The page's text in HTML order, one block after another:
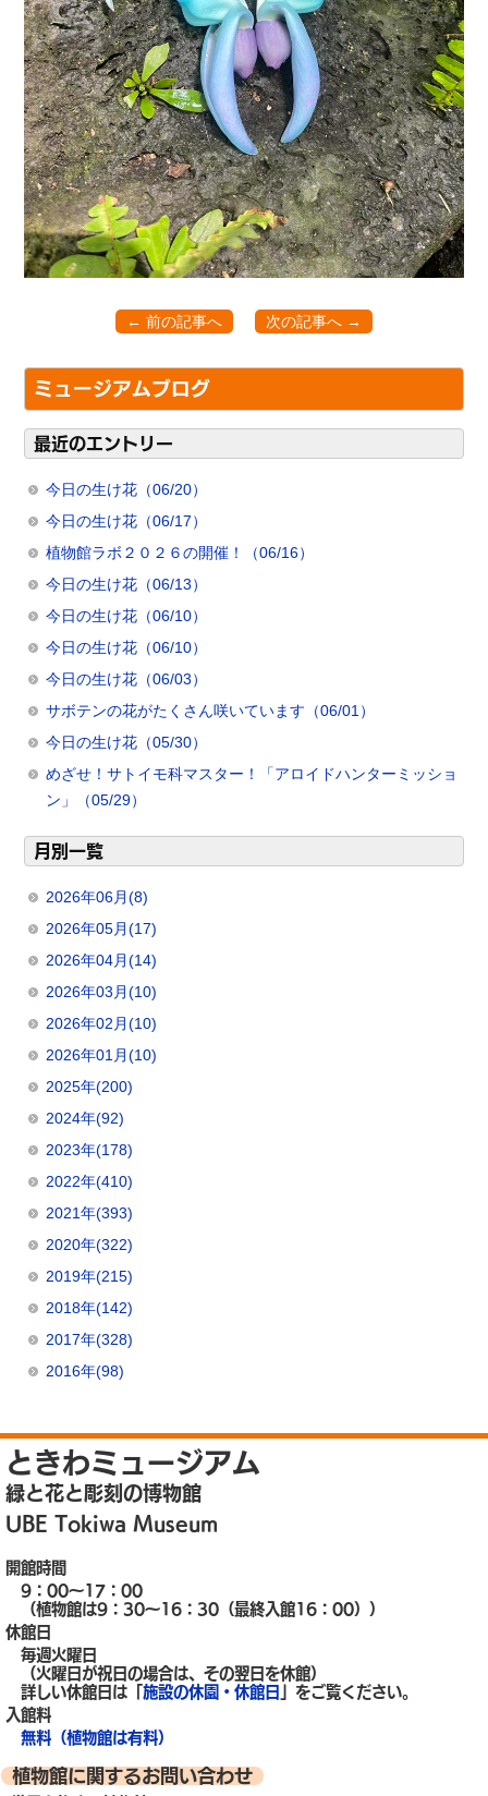
← 前の記事へ 次の記事へ →
ミュージアムブログ
最近のエントリー
今日の生け花（06/20）
今日の生け花（06/17）
植物館ラボ２０２６の開催！（06/16）
今日の生け花（06/13）
今日の生け花（06/10）
今日の生け花（06/10）
今日の生け花（06/03）
サボテンの花がたくさん咲いています（06/01）
今日の生け花（05/30）
めざせ！サトイモ科マスター！「アロイドハンターミッショ
ン」（05/29）
月別一覧
2026年06月(8)
2026年05月(17)
2026年04月(14)
2026年03月(10)
2026年02月(10)
2026年01月(10)
2025年(200)
2024年(92)
2023年(178)
2022年(410)
2021年(393)
2020年(322)
2019年(215)
2018年(142)
2017年(328)
2016年(98)
ときわミュージアム
緑と花と彫刻の博物館
UBE Tokiwa Museum
開館時間
9：00～17：00
（植物館は9：30～16：30（最終入館16：00））
休館日
毎週火曜日
（火曜日が祝日の場合は、その翌日を休館）
詳しい休館日は「施設の休園・休館日
」をご覧ください。
入館料
無料（植物館は有料）
植物館に関するお問い合わせ